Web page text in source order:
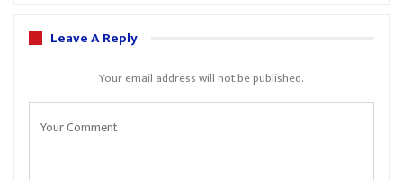
Leave A Reply
Your email address will not be published.